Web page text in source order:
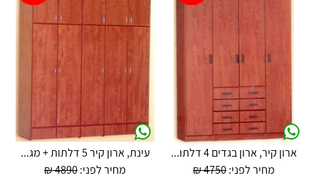
ארון קיר, ארון בגדים 4 דלתו...
מחיר לפני:4750 ₪
עינת, ארון קיר 5 דלתות + מג...
מחיר לפני:4890 ₪